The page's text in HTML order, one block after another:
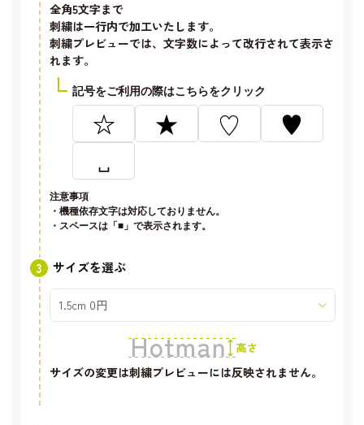
全角5文字まで
刺繍は一行内で加工いたします。
刺繍プレビューでは、文字数によって改行されて表示さ
れます。
記号をご利用の際はこちらをクリック
☆ ★ ♡
♥
␣
注意事項
・機種依存文字は対応しておりません。
・スペースは「■」で表示されます。
サイズを選ぶ
サイズの変更は刺繍プレビューには反映されません。